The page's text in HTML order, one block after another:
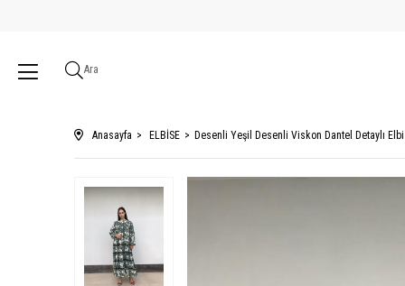
Ara
Anasayfa ELBİSE Desenli Yeşil Desenli Viskon Dantel Detaylı